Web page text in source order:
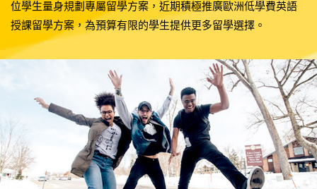
位學生量身規劃專屬留學方案，近期積極推廣歐洲低學費英語
授課留學方案，為預算有限的學生提供更多留學選擇。